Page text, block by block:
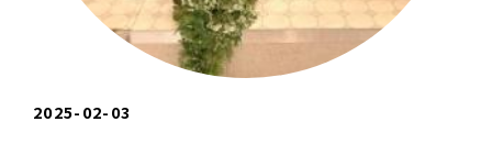
2025-02-03